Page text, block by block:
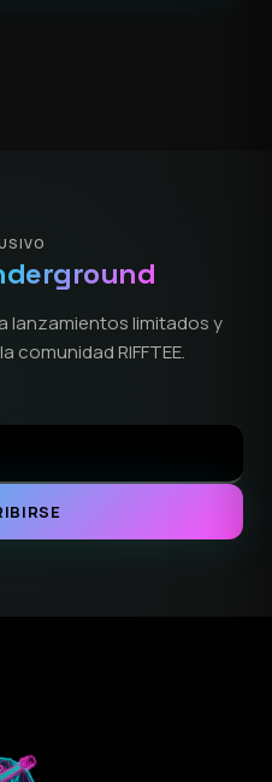
lanzamientos limitados y
comunidad RIFFTEE.